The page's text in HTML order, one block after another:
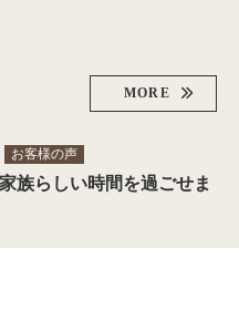
MORE
お客様の声
族らしい時間を過ごせま